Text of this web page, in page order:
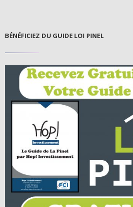
BÉNÉFICIEZ DU GUIDE LOI PINEL